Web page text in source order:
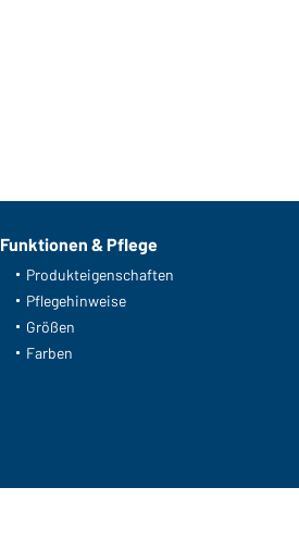
Funktionen & Pflege
Produkteigenschaften
Pflegehinweise
Größen
Farben